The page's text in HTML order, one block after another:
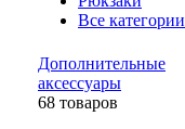
Все категории
Дополнительные
аксессуары
68 товаров